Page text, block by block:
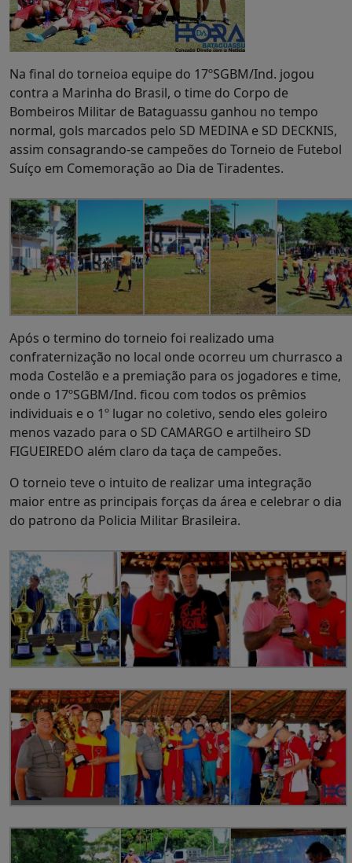
Na final do torneioa equipe do 17ºSGBM/Ind. jogou
contra a Marinha do Brasil, o time do Corpo de
Bombeiros Militar de Bataguassu ganhou no tempo
normal, gols marcados pelo SD MEDINA e SD DECKNIS,
assim consagrando-se campeões do Torneio de Futebol
Suíço em Comemoração ao Dia de Tiradentes.
Após o termino do torneio foi realizado uma
confraternização no local onde ocorreu um churrasco a
moda Costelão e a premiação para os jogadores e time,
onde o 17ºSGBM/Ind. ficou com todos os prêmios
individuais e o 1º lugar no coletivo, sendo eles goleiro
menos vazado para o SD CAMARGO e artilheiro SD
FIGUEIREDO além claro da taça de campeões.
O torneio teve o intuito de realizar uma integração
maior entre as principais forças da área e celebrar o dia
do patrono da Policia Militar Brasileira.